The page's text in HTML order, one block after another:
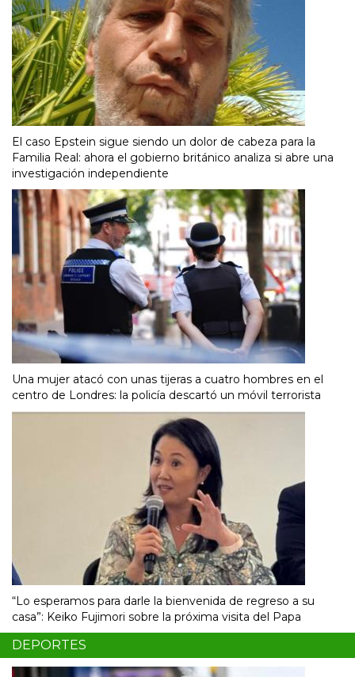
El caso Epstein sigue siendo un dolor de cabeza para la
Familia Real: ahora el gobierno británico analiza si abre una
investigación independiente
Una mujer atacó con unas tijeras a cuatro hombres en el
centro de Londres: la policía descartó un móvil terrorista
“Lo esperamos para darle la bienvenida de regreso a su
casa”: Keiko Fujimori sobre la próxima visita del Papa
DEPORTES